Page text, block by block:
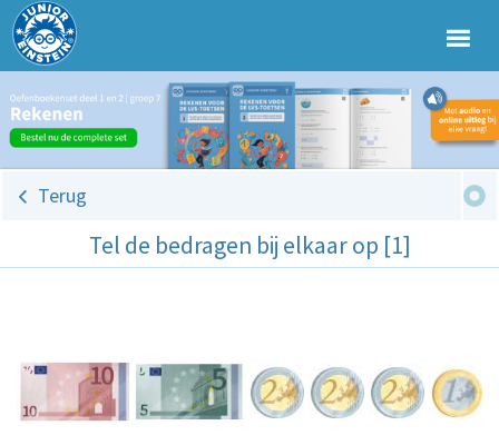
Terug
Tel de bedragen bij elkaar op [1]